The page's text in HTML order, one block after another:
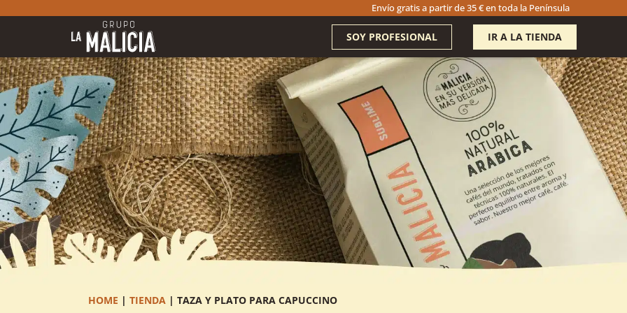
Envío gratis a partir de 35 € en toda la Península
Ir
navegación
Ir
SOY PROFESIONAL IR A LA TIENDA
HOME | TIENDA | TAZA Y PLATO PARA CAPUCCINO